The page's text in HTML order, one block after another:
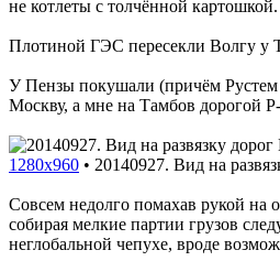
не котлеты с толчённой картошкой.
Плотиной ГЭС пересекли Волгу у
У Пензы покушали (причём Рустем
Москву, а мне на Тамбов дорогой
1280x960 • 20140927. Вид на
Совсем недолго помахав рукой на
собирая мелкие партии грузов
неглобальной чепухе, вроде